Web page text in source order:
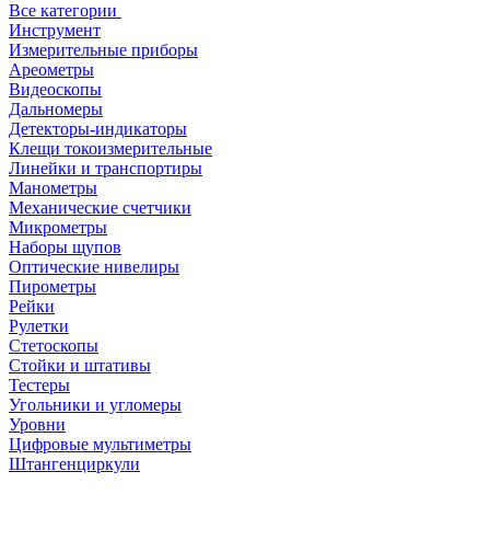
Все категории
Инструмент
Измерительные приборы
Ареометры
Видеоскопы
Дальномеры
Детекторы-индикаторы
Клещи токоизмерительные
Линейки и транспортиры
Манометры
Механические счетчики
Микрометры
Наборы щупов
Оптические нивелиры
Пирометры
Рейки
Рулетки
Стетоскопы
Стойки и штативы
Тестеры
Угольники и угломеры
Уровни
Цифровые мультиметры
Штангенциркули